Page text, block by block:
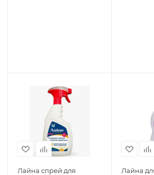
Лайна спрей для
Лайна